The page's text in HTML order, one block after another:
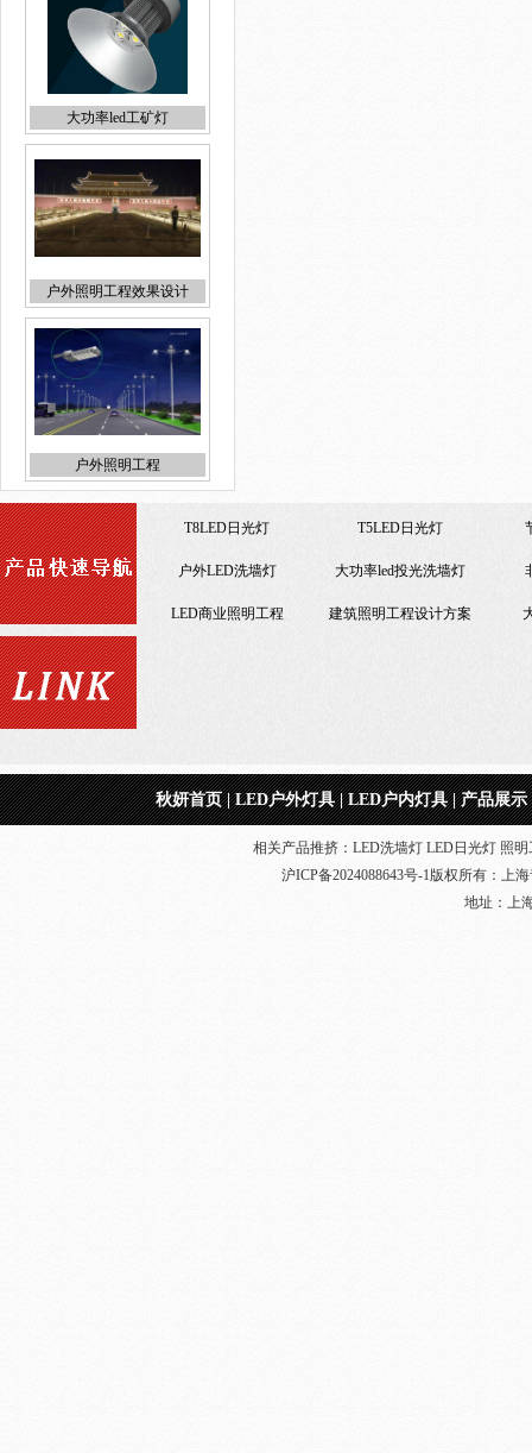
大功率led工矿灯
户外照明工程效果设计
户外照明工程
便宜LED工矿灯
节能改造LED照明工程
T8LED日光灯 T5LED日光灯
户外LED洗墙灯 大功率led投光洗墙灯
LED商业照明工程 建筑照明工程设计方案
秋妍首页|LED户外灯具|LED户内灯具|产品展示
相关产品推挤：LED洗墙灯 LED日光灯 照
沪ICP备2024088643号-1版权所有： 上
地址：上